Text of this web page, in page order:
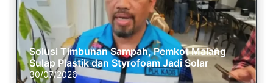
Solusi Timbunan Sampah, Pemkot Malang
Sulap Plastik dan Styrofoam Jadi Solar
30/07/2026